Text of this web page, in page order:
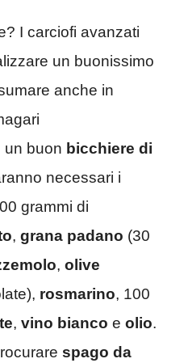
I carciofi avanzati
un buonissimo
anche in
un buon bicchiere di
necessari i
grammi di
, grana padano (30
, olive
rosmarino, 100
, vino bianco e olio.
spago da